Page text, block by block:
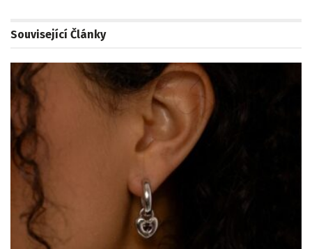
Související Články